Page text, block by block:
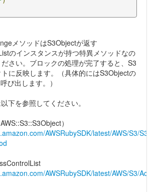
メソッドはS3Objectが返す
のインスタンスが持つ特異メソッドなの
さい。ブロックの処理が完了すると、S3
に反映します。（具体的にはS3Objectの
び出します。）
下を参照してください。
）
AWSRubySDK/latest/AWS/S3/
AWSRubySDK/latest/AWS/S3/